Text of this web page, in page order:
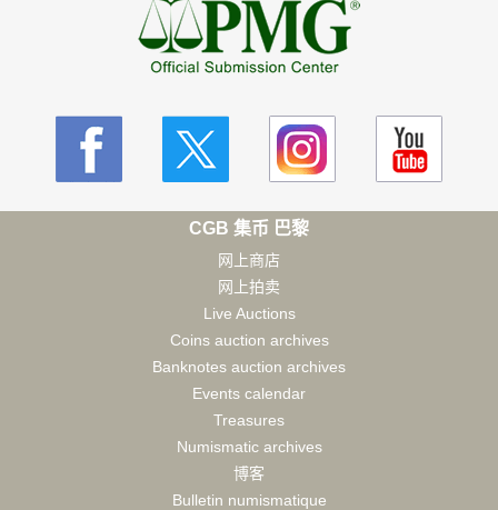
CGB 集币 巴黎
网上商店
网上拍卖
Live Auctions
Coins auction archives
Banknotes auction archives
Events calendar
Treasures
Numismatic archives
博客
Bulletin numismatique